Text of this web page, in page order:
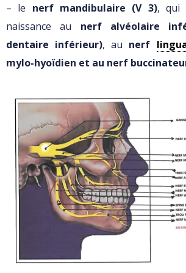
– le nerf mandibulaire (V 3), qui
naissance au nerf
alvéolaire
dentaire inférieur), au nerf
mylo-hyoïdien et au nerf